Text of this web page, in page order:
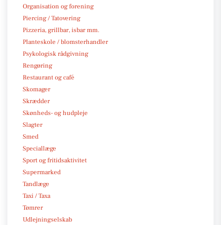
Organisation og forening
Piercing / Tatovering
Pizzeria, grillbar, isbar mm.
Planteskole / blomsterhandler
Psykologisk rådgivning
Rengøring
Restaurant og café
Skomager
Skrædder
Skønheds- og hudpleje
Slagter
Smed
Speciallæge
Sport og fritidsaktivitet
Supermarked
Tandlæge
Taxi / Taxa
Tømrer
Udlejningselskab